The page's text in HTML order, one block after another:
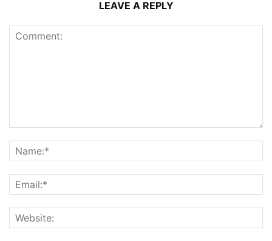
LEAVE A REPLY